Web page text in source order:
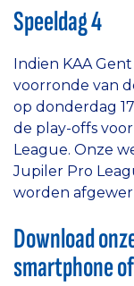
Speeldag 4
Indien KAA
voorronde van
op donderdag
de play-offs
League. Onze
Jupiler Pro
worden
Download
smartphone